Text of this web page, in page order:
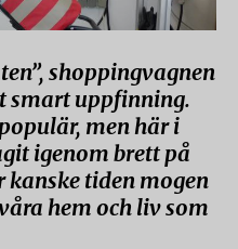
shoppingvagnen
smart uppfinning.
men här i
igenom brett på
tiden mogen
hem och liv som